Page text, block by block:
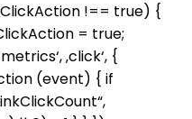
!== true) {
= true;
‚click‘, {
(event) { if